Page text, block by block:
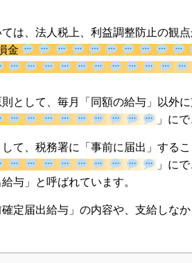
士会 神戸支部：登録番号121899
会計士協会 兵庫会：登録番号17074
政書士会：登録番号19300373
まれ、大阪府豊中市出身
査法人出身
ズコンサルティング株式会社：代表
サイト：御影みらい相続センター
は、法人税上、利益調整防止の観
金
として、毎月「同額の給与」以外
」
て、税務署に「事前に届出」する
」
給与」と呼ばれています。
定届出給与」の内容や、支給しな